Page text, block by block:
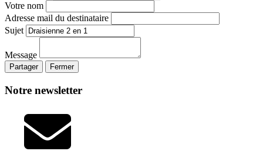
Votre nom
Adresse mail du destinataire
Sujet
Message
Partager Fermer
Notre newsletter